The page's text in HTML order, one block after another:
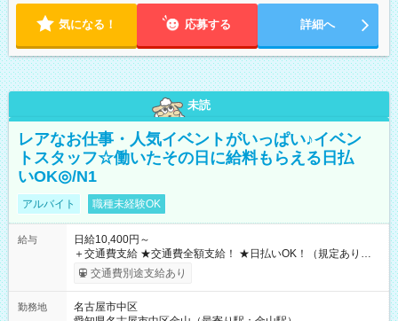
気になる！ 応募する 詳細へ
未読
レアなお仕事・人気イベントがいっぱい♪イベン
トスタッフ☆働いたその日に給料もらえる日払
いOK◎/N1
アルバイト 職種未経験OK
給与
日給10,400円～
＋交通費支給 ★交通費全額支給！ ★日払いOK！（規定あり） ┗
働いたその日に現金GET♪ お仕事後はコンビニATMから 日払
交通費別途支給あり
勤務地
名古屋市中区